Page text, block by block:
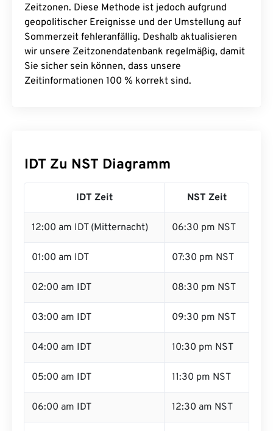
Zeitzonen. Diese Methode ist jedoch aufgrund
geopolitischer Ereignisse und der Umstellung auf
Sommerzeit fehleranfällig. Deshalb aktualisieren
wir unsere Zeitzonendatenbank regelmäßig, damit
Sie sicher sein können, dass unsere
Zeitinformationen 100 % korrekt sind.
IDT Zu NST Diagramm
IDT Zeit NST Zeit
12:00 am IDT (Mitternacht) 06:30 pm NST
01:00 am IDT 07:30 pm NST
02:00 am IDT 08:30 pm NST
03:00 am IDT 09:30 pm NST
04:00 am IDT 10:30 pm NST
05:00 am IDT 11:30 pm NST
06:00 am IDT 12:30 am NST